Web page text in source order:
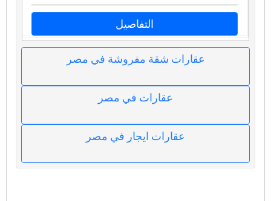
التفاصيل
عقارات شقة مفروشة في مصر
عقارات في مصر
عقارات ايجار في مصر